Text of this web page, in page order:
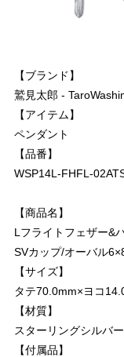
【ブランド】
鷲見太郎 -
【アイテム】
ペンダント
【品番】
WSP14L-FHFL-
【商品名】
Lフライトフェザー&
SVカップ/オーバル
【サイズ】
タテ70.0mm×ヨコ
【材質】
スターリングシルバ
【付属品】